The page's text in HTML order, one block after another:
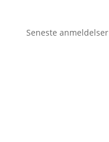
Seneste anmeldelser